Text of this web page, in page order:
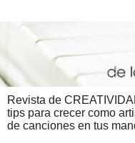
Revista de
tips para crecer como
de canciones en tus